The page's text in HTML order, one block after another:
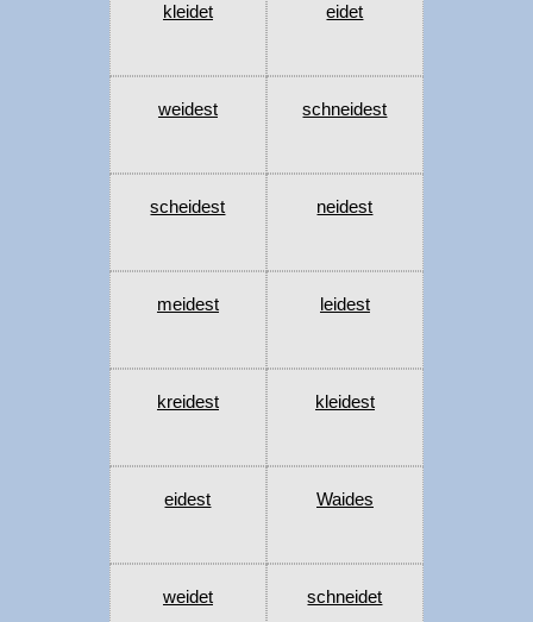
kleidet eidet
weidest schneidest
scheidest neidest
meidest leidest
kreidest kleidest
eidest Waides
weidet schneidet